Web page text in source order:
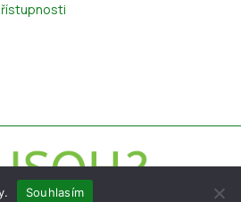
Souhlasím